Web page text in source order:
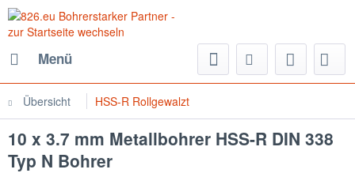
Menü
Übersicht HSS-R Rollgewalzt
10 x 3.7 mm Metallbohrer HSS-R DIN 338
Typ N Bohrer